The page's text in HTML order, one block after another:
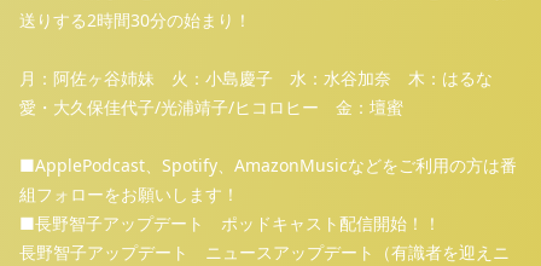
送りする2時間30分の始まり！
月：阿佐ヶ谷姉妹 火：小島慶子 水：水谷加奈 木：はるな
愛・大久保佳代子/光浦靖子/ヒコロヒー 金：壇蜜
■ApplePodcast、Spotify、AmazonMusicなどをご利用の方は番
組フォローをお願いします！
■長野智子アップデート ポッドキャスト配信開始！！
長野智子アップデート ニュースアップデート（有識者を迎えニ